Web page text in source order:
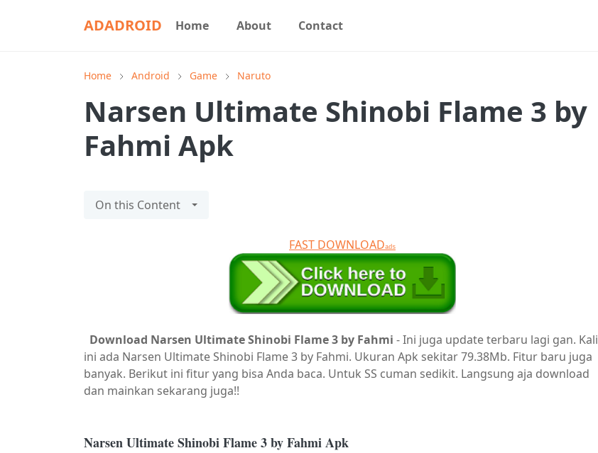
ADADROID Home About Contact
Home Android Game Naruto
Narsen Ultimate Shinobi Flame 3 by
Fahmi Apk
On this Content
FAST DOWNLOADads
Download Narsen Ultimate Shinobi Flame 3 by Fahmi - Ini juga update terbaru lagi gan. Kali
ini ada Narsen Ultimate Shinobi Flame 3 by Fahmi. Ukuran Apk sekitar 79.38Mb. Fitur baru juga
banyak. Berikut ini fitur yang bisa Anda baca. Untuk SS cuman sedikit. Langsung aja download
dan mainkan sekarang juga!!
Narsen Ultimate Shinobi Flame 3 by Fahmi Apk